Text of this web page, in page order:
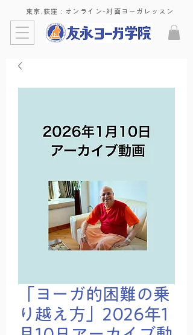
東京,荻窪 : ​オンライン-対面ヨーガレッスン
「ヨーガ的困難の乗
り越え方」2026年1